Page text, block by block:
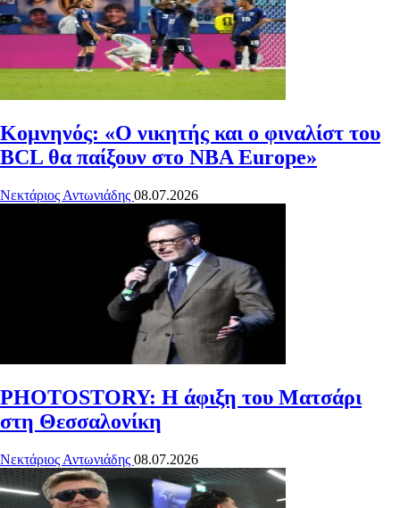
Κομνηνός: «Ο νικητής και ο φιναλίστ του
BCL θα παίξουν στο ΝΒΑ Europe»
Νεκτάριος Αντωνιάδης 08.07.2026
PHOTOSTORY: Η άφιξη του Ματσάρι
στη Θεσσαλονίκη
Νεκτάριος Αντωνιάδης 08.07.2026